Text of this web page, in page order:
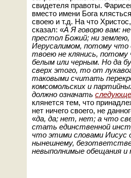
свидетеля правоты.
вместо имени Бога
своею и т.д. На что
сказал: «А Я говорю вам:
престол Божий; ни
Иерусалимом, потому что
твоею не клянись, потому
белым или черным. Но да
сверх этого, то от
таковыми считать
комсомольских и
должно означать
клянется тем, что
нет ничего своего, не
«да, да; нет, нет; а что
стать единственной
что этими словами Иисус
нынешнему,
невыполнимые обещания и